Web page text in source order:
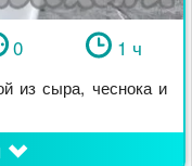
0 1 ч
из сыра, чеснока и